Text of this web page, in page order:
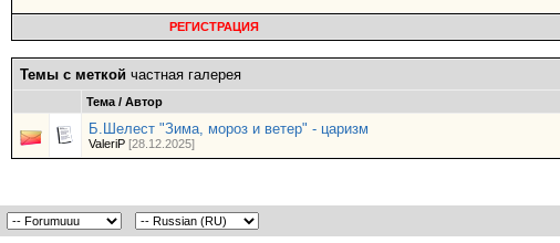
РЕГИСТРАЦИЯ
Темы с меткой частная галерея
Тема / Автор
Б.Шелест "Зима, мороз и ветер" - царизм
ValeriP [28.12.2025]